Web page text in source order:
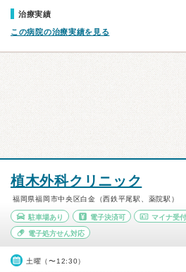
治療実績
この病院の治療実績を見る
植木外科クリニック
福岡県福岡市中央区白金（西鉄平尾駅、薬院駅）
駐車場あり 電子決済可 マイナ受付
電子処方せん対応
土曜（〜12:30）